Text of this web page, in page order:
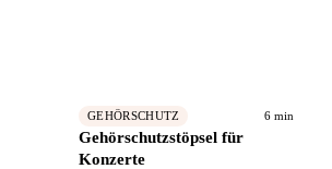
GEHÖRSCHUTZ 6 min
Gehörschutzstöpsel für
Konzerte